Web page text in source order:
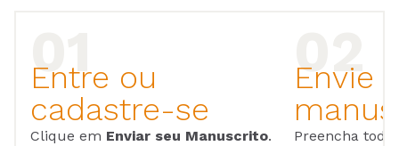
Entre ou
cadastre-se
Clique em Enviar seu Manuscrito.
Envie
Preencha